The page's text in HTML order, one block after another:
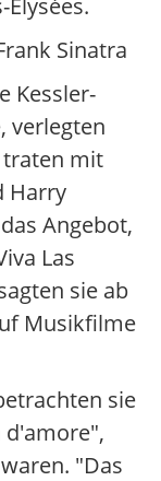
Sinatra
Kessler-
verlegten
traten mit
Harry
Angebot,
Las
sie ab
Musikfilme
sie
d'amore",
"Das